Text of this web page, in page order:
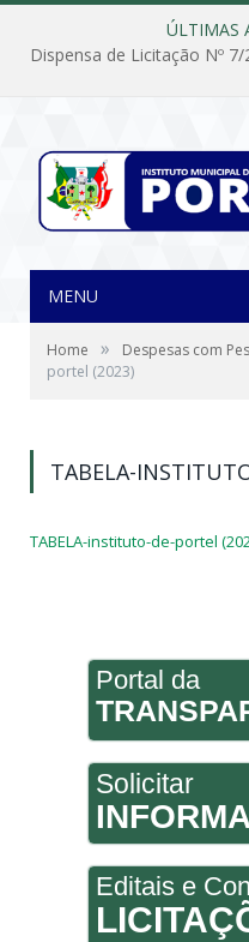
ÚLTIMAS
MENU
Home » Despesas com
portel (2023)
TABELA-
TABELA-instituto-de-portel
Portal da
Solicitar
Editais e